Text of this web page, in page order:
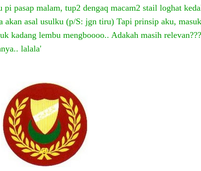
pasap malam, tup2 dengaq macam2 stail loghat
akan asal usulku (p/S: jgn tiru) Tapi prinsip aku, masuk
kadang lembu mengboooo.. Adakah masih
lalala'